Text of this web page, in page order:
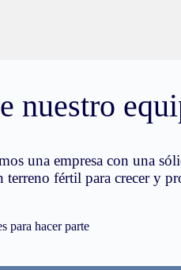
nuestro
una empresa con una
terreno fértil para crecer y
para hacer parte